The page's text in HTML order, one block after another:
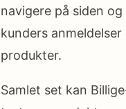
navigere på siden
kunders
produkter.
Samlet set kan